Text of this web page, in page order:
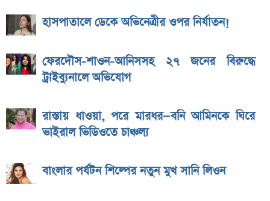
হাসপাতালে ডেকে অভিনেত্রীর ওপর নির্যাতন!
ফেরদৌস-শাওন-আনিসসহ ২৭ জনের বিরুদ্ধে
ট্রাইব্যুনালে অভিযোগ
রাস্তায় ধাওয়া, পরে মারধর—বনি আমিনকে ঘিরে
ভাইরাল ভিডিওতে চাঞ্চল্য
বাংলার পর্যটন শিল্পের নতুন মুখ সানি লিওন